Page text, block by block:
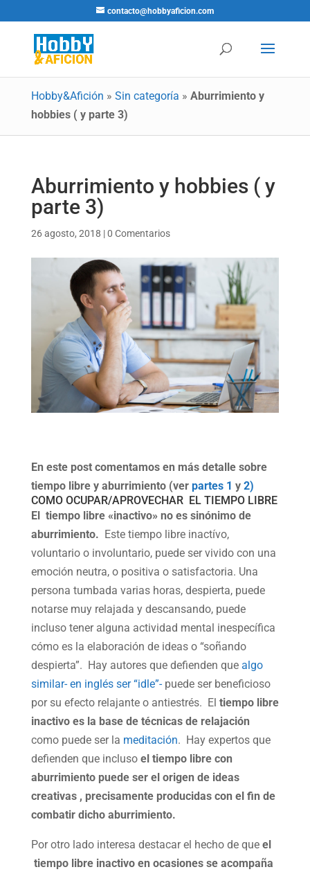
contacto@hobbyaficion.com
Hobby&Afición » Sin categoría » Aburrimiento y
hobbies ( y parte 3)
Aburrimiento y hobbies ( y
parte 3)
26 agosto, 2018 |0 Comentarios
En este post comentamos en más detalle sobre
tiempo libre y aburrimiento (ver partes 1 y 2)
COMO OCUPAR/APROVECHAR EL TIEMPO LIBRE
El tiempo libre «inactivo» no es sinónimo de
aburrimiento. Este tiempo libre inactívo,
voluntario o involuntario, puede ser vivido con una
emoción neutra, o positiva o satisfactoria. Una
persona tumbada varias horas, despierta, puede
notarse muy relajada y descansando, puede
incluso tener alguna actividad mental inespecífica
cómo es la elaboración de ideas o “soñando
despierta”. Hay autores que defienden que algo
similar- en inglés ser “idle”-puede ser beneficioso
por su efecto relajante o antiestrés. El tiempo libre
inactivo es la base de técnicas de relajación
como puede ser la meditación. Hay expertos que
defienden que incluso el tiempo libre con
aburrimiento puede ser el origen de ideas
creativas , precisamente producidas con el fin de
combatir dicho aburrimiento.
Por otro lado interesa destacar el hecho de queel
tiempo libre inactivo en ocasiones se acompaña